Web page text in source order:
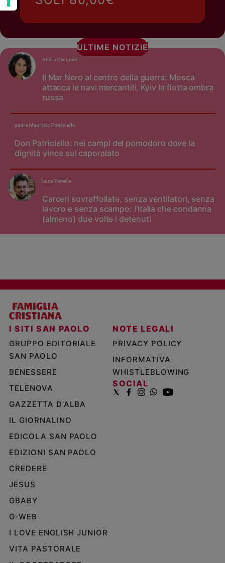
ULTIME NOTIZIE
Il Mar Nero al centro della guerra: Mosca
attacca le navi mercantili, Kyiv la flotta ombra
russa
Giulia Cerqueti
Don Patriciello: nei campi del pomodoro dove la
dignità vince sul caporalato
padre Maurizio Patriciello
Carceri sovraffollate, senza ventilatori, senza
lavoro e senza scampo: l'Italia che condanna
(almeno) due volte i detenuti
Luca Cereda
I SITI SAN PAOLO
GRUPPO EDITORIALE
SAN PAOLO
BENESSERE
TELENOVA
GAZZETTA D'ALBA
IL GIORNALINO
EDICOLA SAN PAOLO
EDIZIONI SAN PAOLO
CREDERE
JESUS
GBABY
G-WEB
I LOVE ENGLISH JUNIOR
VITA PASTORALE
NOTE LEGALI
PRIVACY POLICY
INFORMATIVA
WHISTLEBLOWING
SOCIAL